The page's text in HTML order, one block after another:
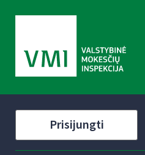
Prisijungti